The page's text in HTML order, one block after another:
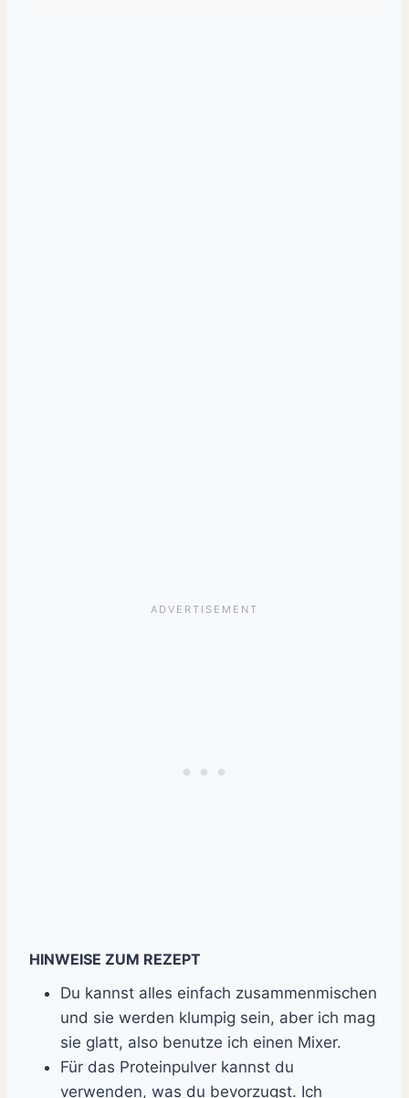
HINWEISE ZUM REZEPT
Du kannst alles einfach zusammenmischen
und sie werden klumpig sein, aber ich mag
sie glatt, also benutze ich einen Mixer.
Für das Proteinpulver kannst du
verwenden, was du bevorzugst. Ich